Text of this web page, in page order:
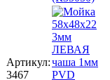
Артикул:
3467